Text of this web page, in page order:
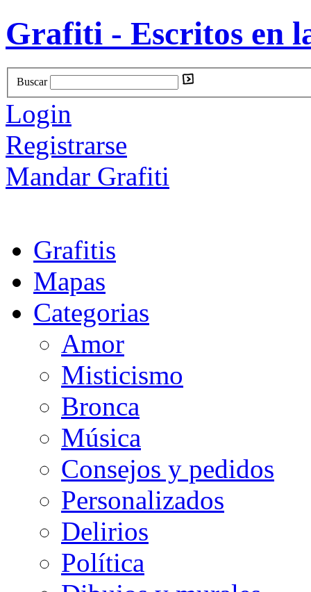
Grafiti - Escritos en
Buscar
Login
Registrarse
Mandar Grafiti
Grafitis
Mapas
Categorias
Amor
Misticismo
Bronca
Música
Consejos y pedidos
Personalizados
Delirios
Política